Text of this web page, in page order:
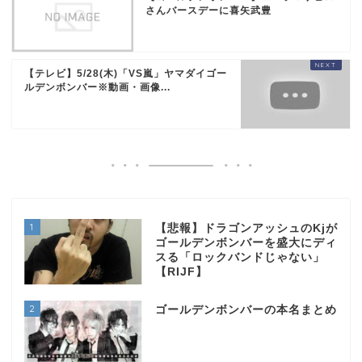
さんバースデーに喜矢武豊
【テレビ】5/28(木)「VS嵐」ヤマダイゴー
ルデンボンバー※動画・画像...
1
【悲報】ドラゴンアッシュのKjが
ゴールデンボンバーを盛大にディ
スる「ロックバンドじゃない」
【RIJF】
2 ゴールデンボンバーの本名まとめ